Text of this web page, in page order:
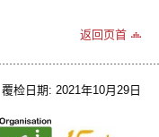
返回页首
覆检日期: 2021年10月29日